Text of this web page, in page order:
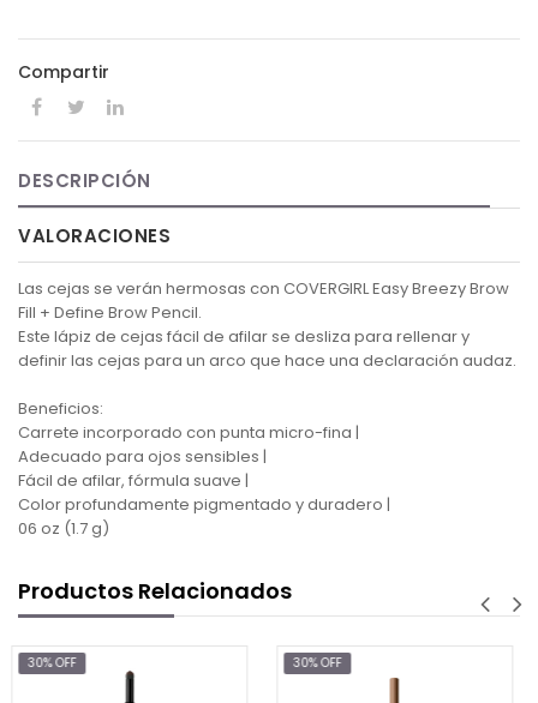
Compartir
DESCRIPCIÓN
VALORACIONES
Las cejas se verán hermosas con COVERGIRL Easy Breezy Brow
Fill + Define Brow Pencil.
Este lápiz de cejas fácil de afilar se desliza para rellenar y
definir las cejas para un arco que hace una declaración audaz.
Beneficios:
Carrete incorporado con punta micro-fina |
Adecuado para ojos sensibles |
Fácil de afilar, fórmula suave |
Color profundamente pigmentado y duradero |
06 oz (1.7 g)
Productos Relacionados